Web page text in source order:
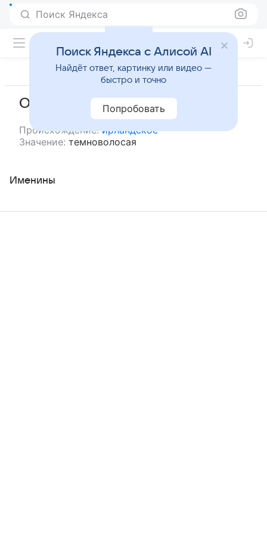
Поиск Яндекса
Орна
Происхождение: ирландское
Значение: темноволосая
Именины
Поиск Яндекса с Алисой AI
Найдёт ответ, картинку или видео —
быстро и точно
Попробовать